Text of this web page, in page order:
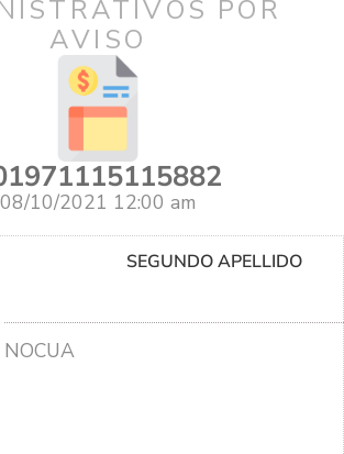
POR
AVISO
08/10/2021 12:00 am
SEGUNDO APELLIDO
NOCUA